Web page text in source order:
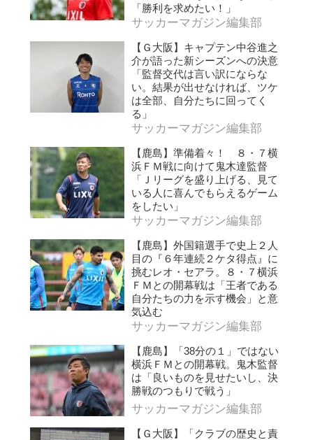
「勝利を求めたい！」
サッカーマガジン編集部
【Ｇ大阪】キャプテン中谷進之
介が語った新シーズンへの決意
「監督交代は言い訳にならな
い。結果が出せなければ、ツケ
は全部、自分たちに回ってく
る」
サッカーマガジン編集部
【鹿島】準備着々！ ８・７横
浜ＦＭ戦に向けて鬼木達監督
「Ｊリーグを盛り上げる、見て
いる人に喜んでもらえるゲーム
をしたい」
サッカーマガジン編集部
【鹿島】外国籍選手で史上２人
目の『６年連続２ケタ得点』に
挑むレオ・セアラ。８・７横浜
ＦＭとの開幕戦は「王者である
自分たちの力を示す機会」と意
気込む
サッカーマガジン編集部
【鹿島】「38分の１」ではない
横浜ＦＭとの開幕戦。鬼木監督
は「良いものを見せたいし、決
勝戦のつもりで戦う」
サッカーマガジン編集部
【Ｇ大阪】「クラブの歴史と責